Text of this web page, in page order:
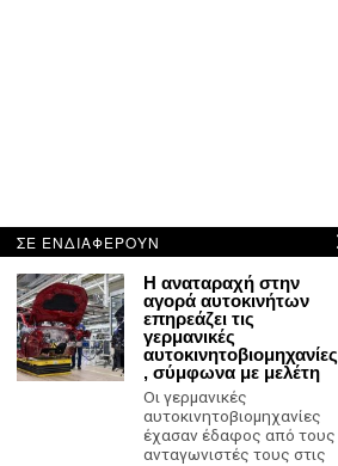
ΣΕ ΕΝΔΙΑΦΕΡΟΥΝ
Η αναταραχή στην
αγορά αυτοκινήτων
επηρεάζει τις
γερμανικές
αυτοκινητοβιομηχανίες
, σύμφωνα με μελέτη
Οι γερμανικές
αυτοκινητοβιομηχανίες
έχασαν έδαφος από τους
ανταγωνιστές τους στις